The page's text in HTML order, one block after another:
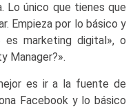
Lo único que tienes que
Empieza por lo básico y
es marketing digital», o
Manager?».
es ir a la fuente de
Facebook y lo básico